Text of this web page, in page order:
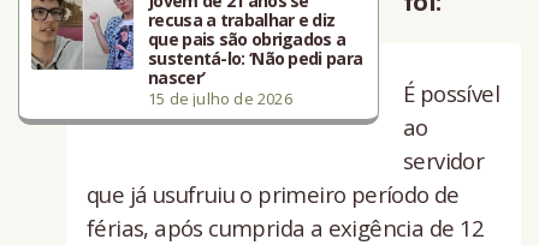
recusa a trabalhar e diz
que pais são obrigados a
sustentá-lo: ‘Não pedi para
nascer’
15 de julho de 2026
É possível
ao
servidor
que já usufruiu o primeiro período de
férias, após cumprida a exigência de 12